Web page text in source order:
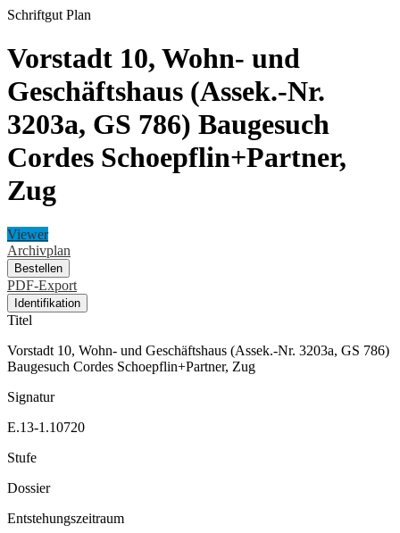
Schriftgut Plan
Vorstadt 10, Wohn- und
Geschäftshaus (Assek.-Nr.
3203a, GS 786) Baugesuch
Cordes Schoepflin+Partner,
Zug
Viewer
Archivplan
Bestellen
PDF-Export
Identifikation
Titel
Vorstadt 10, Wohn- und Geschäftshaus (Assek.-Nr. 3203a, GS 786)
Baugesuch Cordes Schoepflin+Partner, Zug
Signatur
E.13-1.10720
Stufe
Dossier
Entstehungszeitraum